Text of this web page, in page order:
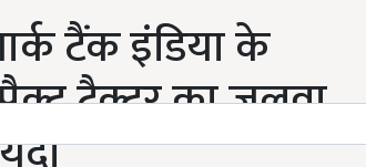
टैंक इंडिया के
ट्रैक्टर का जलवा,